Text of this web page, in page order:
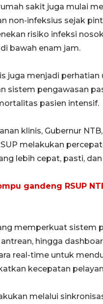
sakit juga mulai
non-infeksius sejak
risiko infeksi
bawah enam jam.
juga menjadi
sistem pengawasan
pasien intensif.
klinis, Gubernur
melakukan
lebih cepat, pasti,
gandeng RSUP
memperkuat sistem
hingga
real-time untuk
kecepatan
melalui